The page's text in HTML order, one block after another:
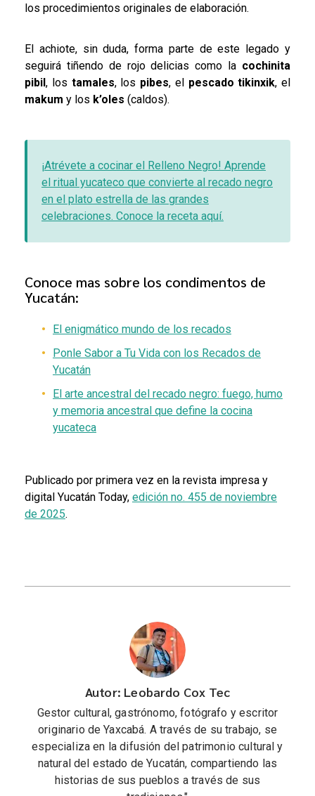
los procedimientos originales de elaboración.
El achiote, sin duda, forma parte de este legado y
seguirá tiñendo de rojo delicias como la cochinita
pibil, los tamales, los pibes, el pescado tikinxik, el
makum y los k’oles (caldos).
¡Atrévete a cocinar el Relleno Negro! Aprende
el ritual yucateco que convierte al recado negro
en el plato estrella de las grandes
celebraciones. Conoce la receta aquí.
Conoce mas sobre los condimentos de
Yucatán:
El enigmático mundo de los recados
Ponle Sabor a Tu Vida con los Recados de
Yucatán
El arte ancestral del recado negro: fuego, humo
y memoria ancestral que define la cocina
yucateca
Publicado por primera vez en la revista impresa y
digital Yucatán Today, edición no. 455 de noviembre
de 2025.
Autor: Leobardo Cox Tec
Gestor cultural, gastrónomo, fotógrafo y escritor
originario de Yaxcabá. A través de su trabajo, se
especializa en la difusión del patrimonio cultural y
natural del estado de Yucatán, compartiendo las
historias de sus pueblos a través de sus